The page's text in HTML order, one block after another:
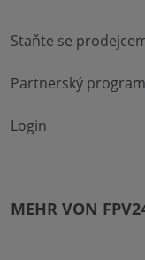
Staňte se
Partnerský program
Login
MEHR VON